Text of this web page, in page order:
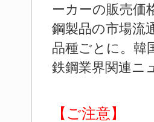
ーカーの販売価
鋼製品の市場流
品種ごとに。韓
鉄鋼業界関連ニ
【ご注意】